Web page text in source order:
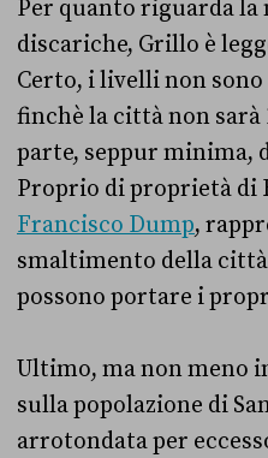
Per quanto riguarda la
discariche, Grillo è
Certo, i livelli non
finchè la città non sarà
parte, seppur minima,
Proprio di proprietà di
Francisco Dump,
smaltimento della
possono portare i
Ultimo, ma non meno
sulla popolazione di
arrotondata per